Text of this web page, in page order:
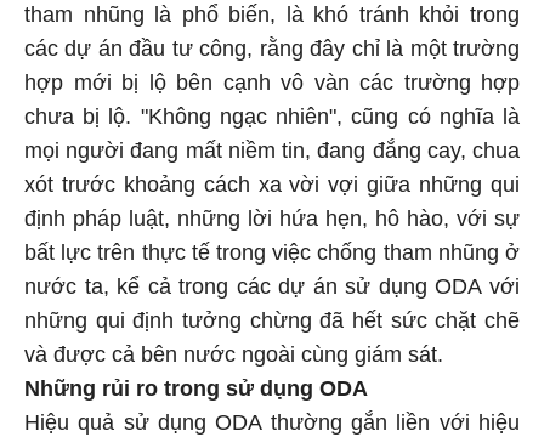
tham nhũng là phổ biến, là khó tránh khỏi trong
các dự án đầu tư công, rằng đây chỉ là một trường
hợp mới bị lộ bên cạnh vô vàn các trường hợp
chưa bị lộ. "Không ngạc nhiên", cũng có nghĩa là
mọi người đang mất niềm tin, đang đắng cay, chua
xót trước khoảng cách xa vời vợi giữa những qui
định pháp luật, những lời hứa hẹn, hô hào, với sự
bất lực trên thực tế trong việc chống tham nhũng ở
nước ta, kể cả trong các dự án sử dụng ODA với
những qui định tưởng chừng đã hết sức chặt chẽ
và được cả bên nước ngoài cùng giám sát.
Những rủi ro trong sử dụng ODA
Hiệu quả sử dụng ODA thường gắn liền với hiệu